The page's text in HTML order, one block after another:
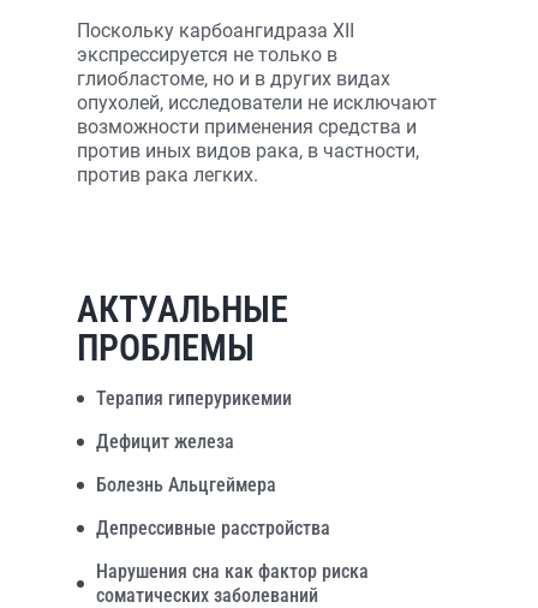
Поскольку карбоангидраза XII
экспрессируется не только в
глиобластоме, но и в других видах
опухолей, исследователи не исключают
возможности применения средства и
против иных видов рака, в частности,
против рака легких.
АКТУАЛЬНЫЕ
ПРОБЛЕМЫ
Терапия гиперурикемии
Дефицит железа
Болезнь Альцгеймера
Депрессивные расстройства
Нарушения сна как фактор риска
соматических заболеваний